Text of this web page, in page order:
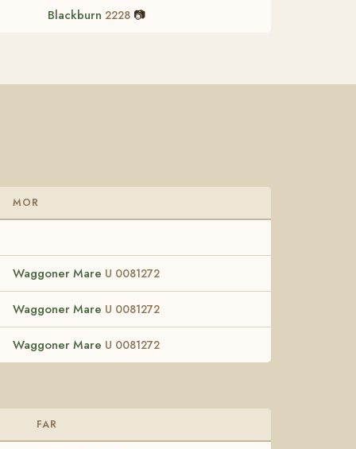
Blackburn 2228 📷
MOR
Waggoner Mare U 0081272
Waggoner Mare U 0081272
Waggoner Mare U 0081272
FAR